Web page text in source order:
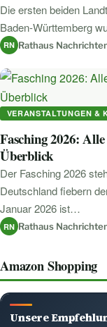
Die ersten beiden
Baden-Württemberg
RN Rathaus
VERANSTALTUNGEN &
Fasching 2026:
Überblick
Der Fasching 2026
Deutschland fiebern
Januar 2026 ist…
RN Rathaus
Amazon Shopping
Unsere